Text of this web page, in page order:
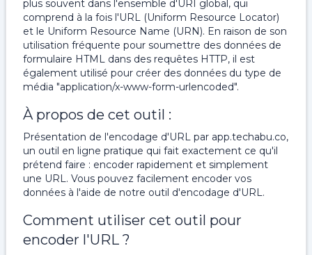
plus souvent dans l'ensemble d'URI global, qui
comprend à la fois l'URL (Uniform Resource Locator)
et le Uniform Resource Name (URN). En raison de son
utilisation fréquente pour soumettre des données de
formulaire HTML dans des requêtes HTTP, il est
également utilisé pour créer des données du type de
média "application/x-www-form-urlencoded".
À propos de cet outil :
Présentation de l'encodage d'URL par app.techabu.co,
un outil en ligne pratique qui fait exactement ce qu'il
prétend faire : encoder rapidement et simplement
une URL. Vous pouvez facilement encoder vos
données à l'aide de notre outil d'encodage d'URL.
Comment utiliser cet outil pour
encoder l'URL ?